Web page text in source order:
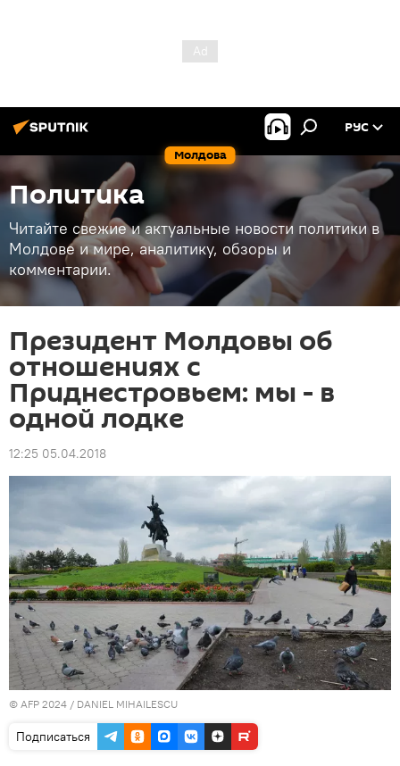
Молдова
РУС
Политика
Читайте свежие и актуальные новости политики в
Молдове и мире, аналитику, обзоры и
комментарии.
Президент Молдовы об
отношениях с
Приднестровьем: мы - в
одной лодке
12:25 05.04.2018
© AFP 2024 / DANIEL MIHAILESCU
Подписаться